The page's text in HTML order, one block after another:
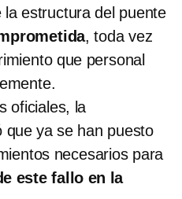
estructura del puente
, toda vez
que personal
oficiales, la
que ya se han puesto
necesarios para
este fallo en la